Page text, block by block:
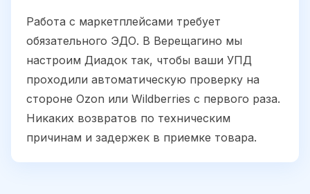
Работа с маркетплейсами требует
обязательного ЭДО. В Верещагино мы
настроим Диадок так, чтобы ваши УПД
проходили автоматическую проверку на
стороне Ozon или Wildberries с первого раза.
Никаких возвратов по техническим
причинам и задержек в приемке товара.